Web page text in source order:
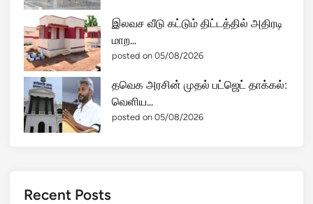
இலவச வீடு கட்டும் திட்டத்தில் அதிரடி
மாற...
posted on 05/08/2026
தவெக அரசின் முதல் பட்ஜெட் தாக்கல்:
வெளிய...
posted on 05/08/2026
Recent Posts